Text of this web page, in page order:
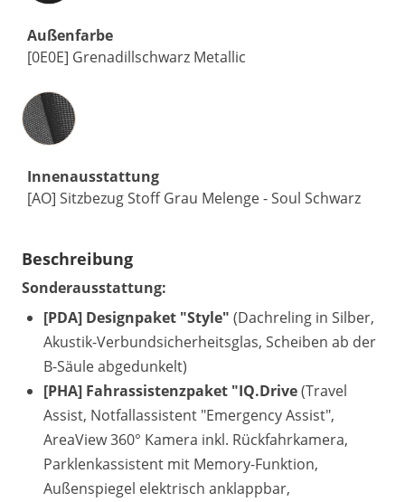
Außenfarbe
[0E0E] Grenadillschwarz Metallic
Innenausstattung
Innenausstattung
[AO] Sitzbezug Stoff Grau Melenge - Soul Schwarz
Beschreibung
Sonderausstattung:
[PDA] Designpaket "Style" (Dachreling in Silber,
Akustik-Verbundsicherheitsglas, Scheiben ab der
B-Säule abgedunkelt)
[PHA] Fahrassistenzpaket "IQ.Drive(Travel
Assist, Notfallassistent "Emergency Assist",
AreaView 360° Kamera inkl. Rückfahrkamera,
Parklenkassistent mit Memory-Funktion,
Außenspiegel elektrisch anklappbar,